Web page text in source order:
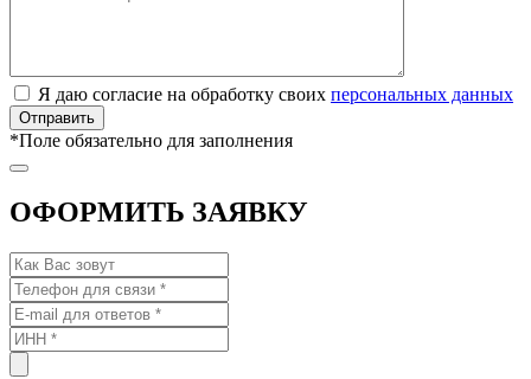
Я даю согласие на обработку своих персональных данных
*Поле обязательно для заполнения
ОФОРМИТЬ ЗАЯВКУ